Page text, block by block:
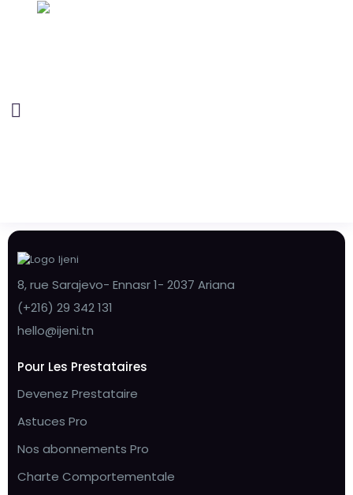
8, rue Sarajevo- Ennasr 1- 2037 Ariana
(+216) 29 342 131
hello@ijeni.tn
Pour Les Prestataires
Devenez Prestataire
Astuces Pro
Nos abonnements Pro
Charte Comportementale